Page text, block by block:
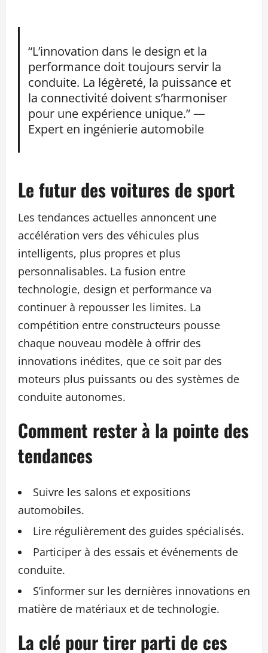
“L’innovation dans le design et la
performance doit toujours servir la
conduite. La légèreté, la puissance et
la connectivité doivent s’harmoniser
pour une expérience unique.” —
Expert en ingénierie automobile
Le futur des voitures de sport
Les tendances actuelles annoncent une
accélération vers des véhicules plus
intelligents, plus propres et plus
personnalisables. La fusion entre
technologie, design et performance va
continuer à repousser les limites. La
compétition entre constructeurs pousse
chaque nouveau modèle à offrir des
innovations inédites, que ce soit par des
moteurs plus puissants ou des systèmes de
conduite autonomes.
Comment rester à la pointe des
tendances
Suivre les salons et expositions
automobiles.
Lire régulièrement des guides spécialisés.
Participer à des essais et événements de
conduite.
S’informer sur les dernières innovations en
matière de matériaux et de technologie.
La clé pour tirer parti de ces